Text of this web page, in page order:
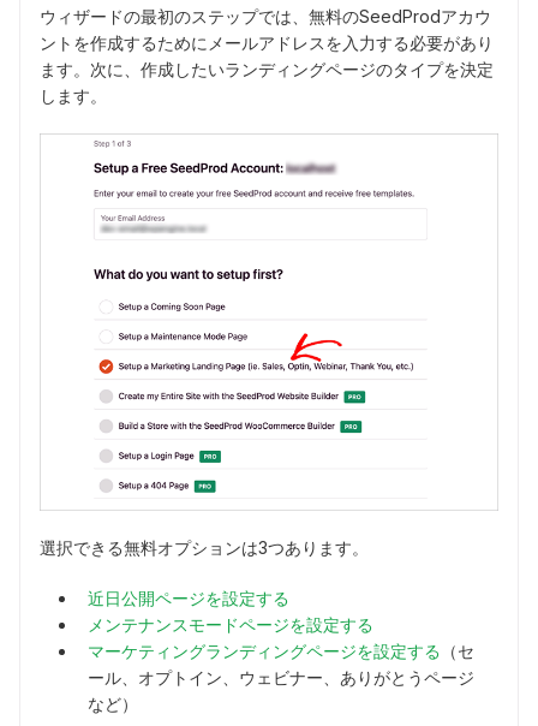
ウィザードの最初のステップでは、無料のSeedProdアカウ
ントを作成するためにメールアドレスを入力する必要があり
ます。次に、作成したいランディングページのタイプを決定
します。
選択できる無料オプションは3つあります。
近日公開ページを設定する
メンテナンスモードページを設定する
マーケティングランディングページを設定する （セ
ール、オプトイン、ウェビナー、ありがとうページ
など）